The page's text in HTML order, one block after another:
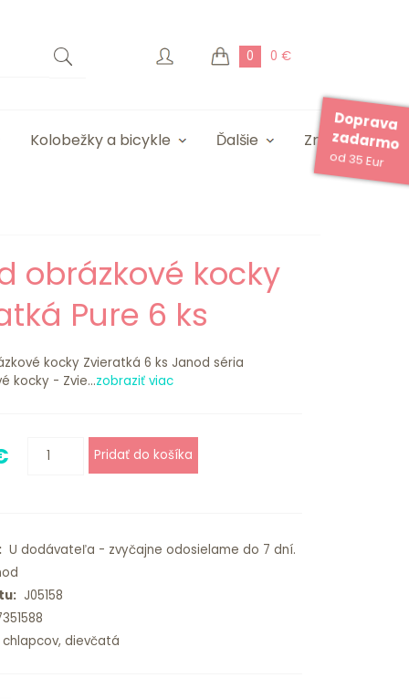
0 0 €
Doprava
zadarmo
od 35 Eur
Kolobežky a bicykle Ďalšie Značky
obrázkové kocky
Pure 6 ks
kocky Zvieratká 6 ks Janod séria
kocky - Zvie...zobraziť viac
U dodávateľa - zvyčajne odosielame do 7 dní.
J05158
dievčatá